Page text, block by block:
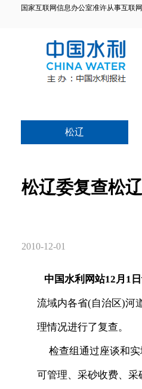
国家互联网信息办公室准许从事互联
松辽
松辽委复查松
2010-12-01
中国水利网站12月1
流域内各省(自治区)河
理情况进行了复查。
检查组通过座谈和实
可管理、采砂收费、